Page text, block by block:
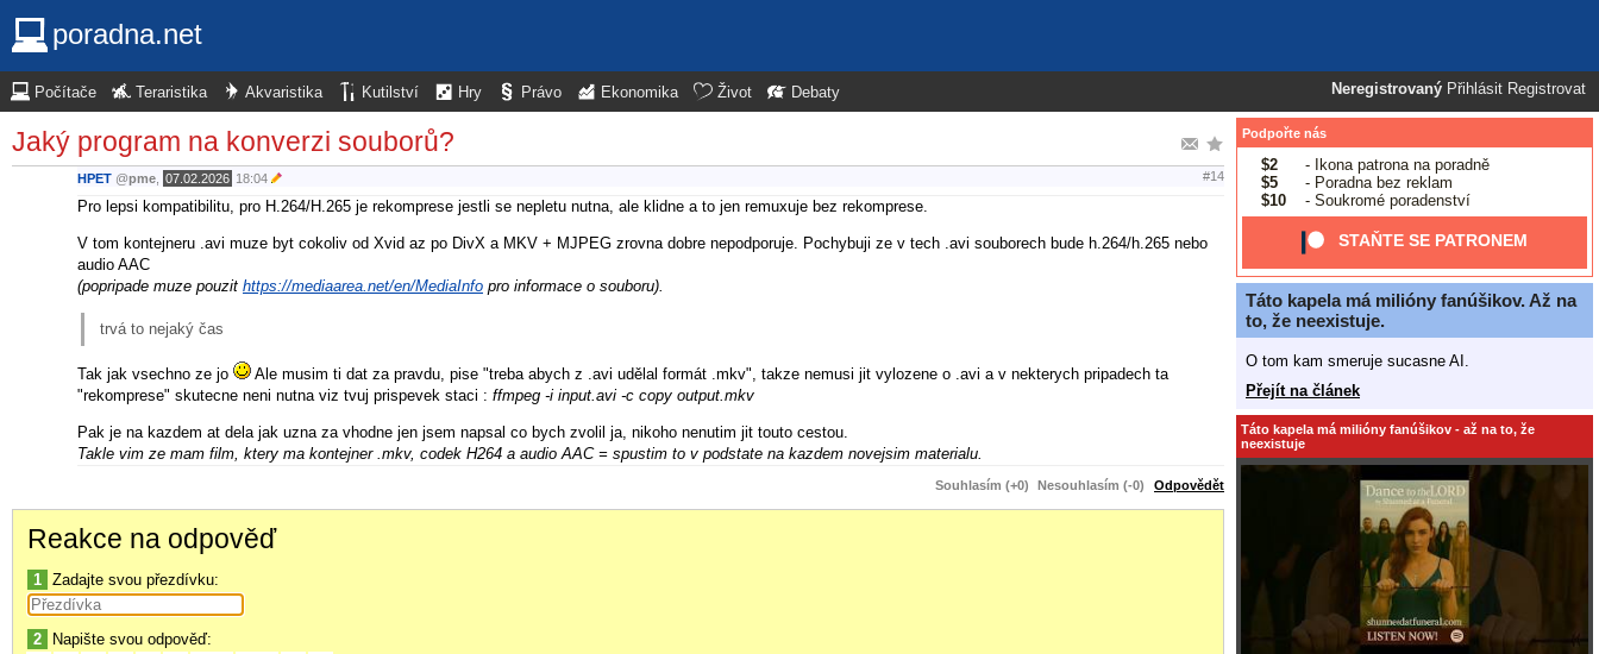
poradna.net
Neregistrovaný Přihlásit Registrovat
Počítače Teraristika Akvaristika Kutilství Hry Právo Ekonomika Život Debaty
Jaký program na konverzi souborů?
HPET @pme 07.02.2026 18:04 #14
Pro lepsi kompatibilitu, pro H.264/H.265 je rekomprese jestli se nepletu nutna, ale klidne a to jen remuxuje bez rekomprese.
V tom kontejneru .avi muze byt cokoliv od Xvid az po DivX a MKV + MJPEG zrovna dobre nepodporuje. Pochybuji ze v tech .avi souborech bude h.264/h.265 nebo
audio AAC
(popripade muze pouzit https://mediaarea.net/en/MediaInfo pro informace o souboru).
trvá to nejaký čas
Tak jak vsechno ze jo
Ale musim ti dat za pravdu, pise "treba abych z .avi udělal formát .mkv", takze nemusi jit vylozene o .avi a v nekterych pripadech ta
"rekomprese" skutecne neni nutna viz tvuj prispevek staci : ffmpeg -i input.avi -c copy output.mkv
Pak je na kazdem at dela jak uzna za vhodne jen jsem napsal co bych zvolil ja, nikoho nenutim jit touto cestou.
Takle vim ze mam film, ktery ma kontejner .mkv, codek H264 a audio AAC = spustim to v podstate na kazdem novejsim materialu.
Souhlasím (+0) Nesouhlasím (-0) Odpovědět
Reakce na odpověď
1 Zadajte svou přezdívku:
2 Napište svou odpověď:
Podpořte nás
$2
- Ikona patrona na poradně
$5
- Poradna bez reklam
$10
- Soukromé poradenství
STAŇTE SE PATRONEM
Táto kapela má milióny fanúšikov. Až na
to, že neexistuje.
O tom kam smeruje sucasne AI.
Přejít na článek
Táto kapela má milióny fanúšikov - až na to, že
neexistuje